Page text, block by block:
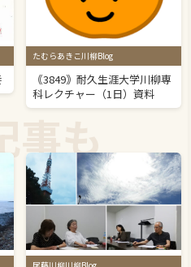
たむらあきこ川柳Blog
｟3849｠耐久生涯大学川柳専
科レクチャー（1日）資料
事も